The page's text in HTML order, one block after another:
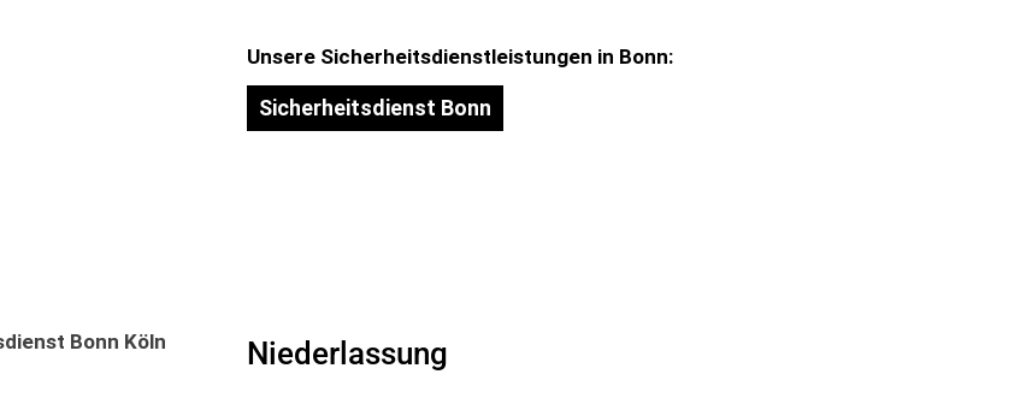
Unsere Sicherheitsdienstleistungen in Bonn:
Sicherheitsdienst Bonn
Niederlassung